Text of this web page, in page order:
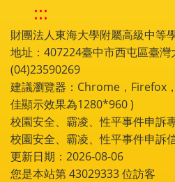
:::
財團法人東海大學附屬高級中等
地址：407224臺中市西屯區臺灣
(04)23590269
建議瀏覽器：Chrome，Firefox
佳顯示效果為1280*960 )
校園安全、霸凌、性平事件申訴
校園安全、霸凌、性平事件申訴
更新日期：2026-08-06
您是本站第43029333位訪客